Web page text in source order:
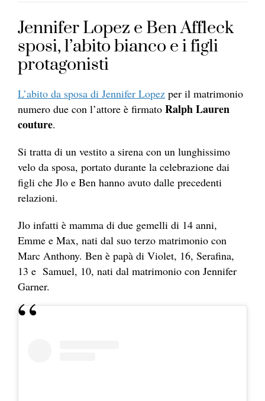
Jennifer Lopez e Ben Affleck
sposi, l’abito bianco e i figli
protagonisti
L’abito da sposa di Jennifer Lopez per il matrimonio
numero due con l’attore è firmato Ralph Lauren
couture.
Si tratta di un vestito a sirena con un lunghissimo
velo da sposa, portato durante la celebrazione dai
figli che Jlo e Ben hanno avuto dalle precedenti
relazioni.
Jlo infatti è mamma di due gemelli di 14 anni,
Emme e Max, nati dal suo terzo matrimonio con
Marc Anthony. Ben è papà di Violet, 16, Serafina,
13 e Samuel, 10, nati dal matrimonio con Jennifer
Garner.